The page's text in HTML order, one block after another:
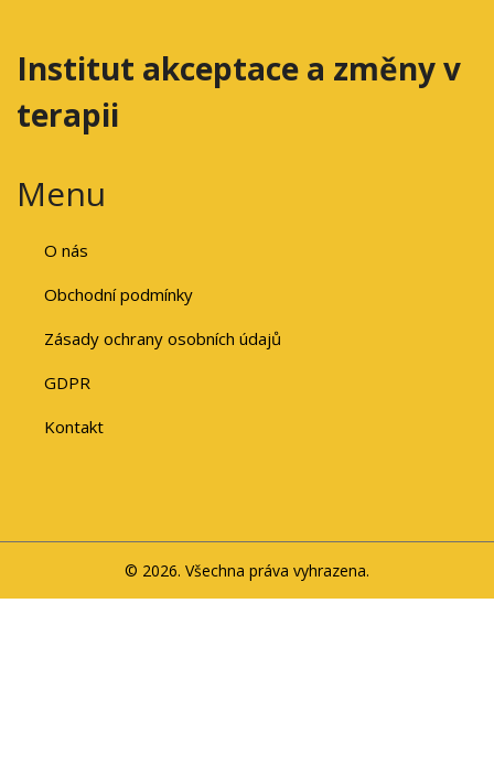
Institut akceptace a změny v
terapii
Menu
O nás
Obchodní podmínky
Zásady ochrany osobních údajů
GDPR
Kontakt
© 2026. Všechna práva vyhrazena.